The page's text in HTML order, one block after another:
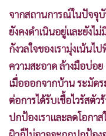
• ท่องเที่ยว
• กีฬา
• ต่างประเทศ
• Special Scoop
• เศรษฐกิจ-ธุรกิจ
• จีน
• ชุมชน-คุณภาพชีวิต
จากสถานการณ์ในปัจจุ
ยังคงดำเนินอยู่และยังไ
กังวลใจของเรามุ่งเน้น
ความสะอาด ล้างมือบ่อ
เมื่อออกจากบ้าน ระมัดร
ต่อการได้รับเชื้อไวรัสตั
ปกป้องเราและลดโอกา